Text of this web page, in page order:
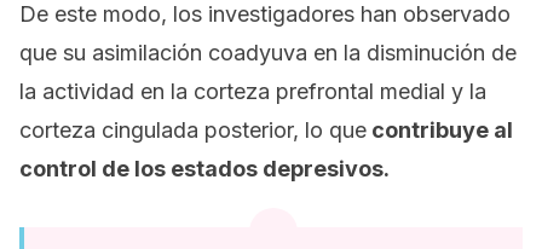
De este modo, los investigadores han observado
que su asimilación coadyuva en la disminución de
la actividad en la corteza prefrontal medial y la
corteza cingulada posterior, lo que contribuye al
control de los estados depresivos.